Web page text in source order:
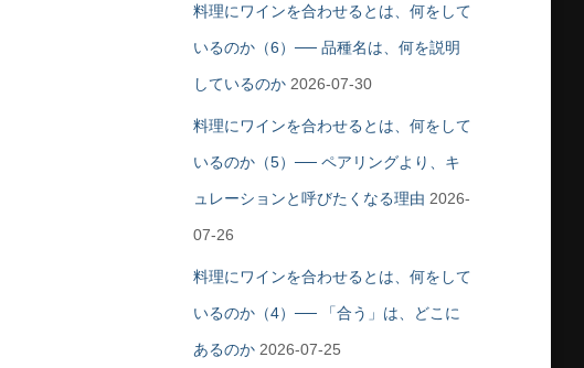
料理にワインを合わせるとは、何をして
いるのか（6）── 品種名は、何を説明
しているのか 2026-07-30
料理にワインを合わせるとは、何をして
いるのか（5）── ペアリングより、キ
ュレーションと呼びたくなる理由 2026-
07-26
料理にワインを合わせるとは、何をして
いるのか（4）── 「合う」は、どこに
あるのか 2026-07-25